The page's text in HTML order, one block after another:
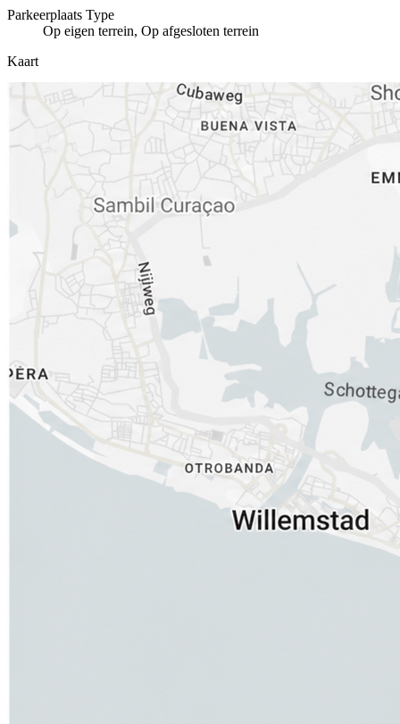
Parkeerplaats Type
Op eigen terrein, Op afgesloten terrein
Kaart